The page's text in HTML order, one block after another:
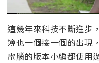
這幾年來科技不斷進步
簿也一個接一個的出現
電腦的版本小編都使用